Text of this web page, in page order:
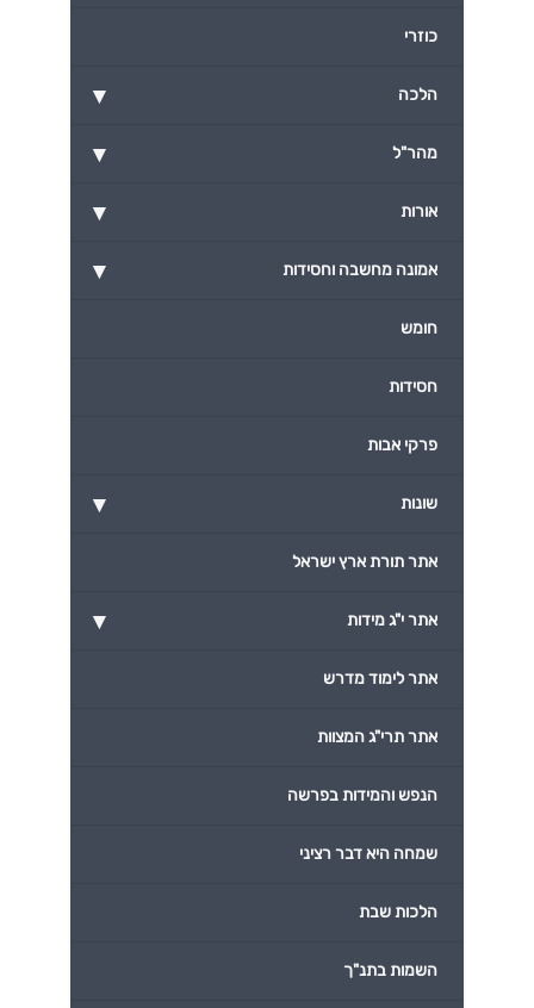
כוזרי
▾ הלכה
▾ מהר"ל
▾ אורות
▾ אמונה מחשבה וחסידות
חומש
חסידות
פרקי אבות
▾ שונות
אתר תורת ארץ ישראל
▾ אתר י"ג מידות
אתר לימוד מדרש
אתר תרי"ג המצוות
הנפש והמידות בפרשה
שמחה היא דבר רציני
הלכות שבת
השמות בתנ"ך